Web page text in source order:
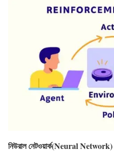
নিউরাল নেটওয়ার্ক(Neural Network)